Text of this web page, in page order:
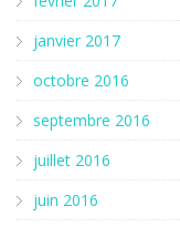
janvier 2017
octobre 2016
septembre 2016
juillet 2016
juin 2016